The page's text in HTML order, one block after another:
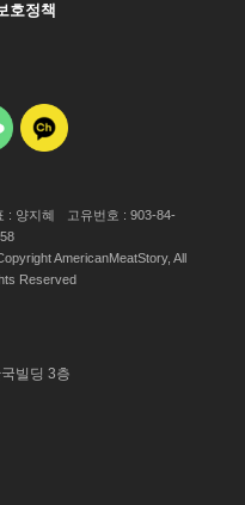
호정책
: 양지혜
고유번호 : 903-84-
AmericanMeatStory, All
Reserved
빌딩 3층